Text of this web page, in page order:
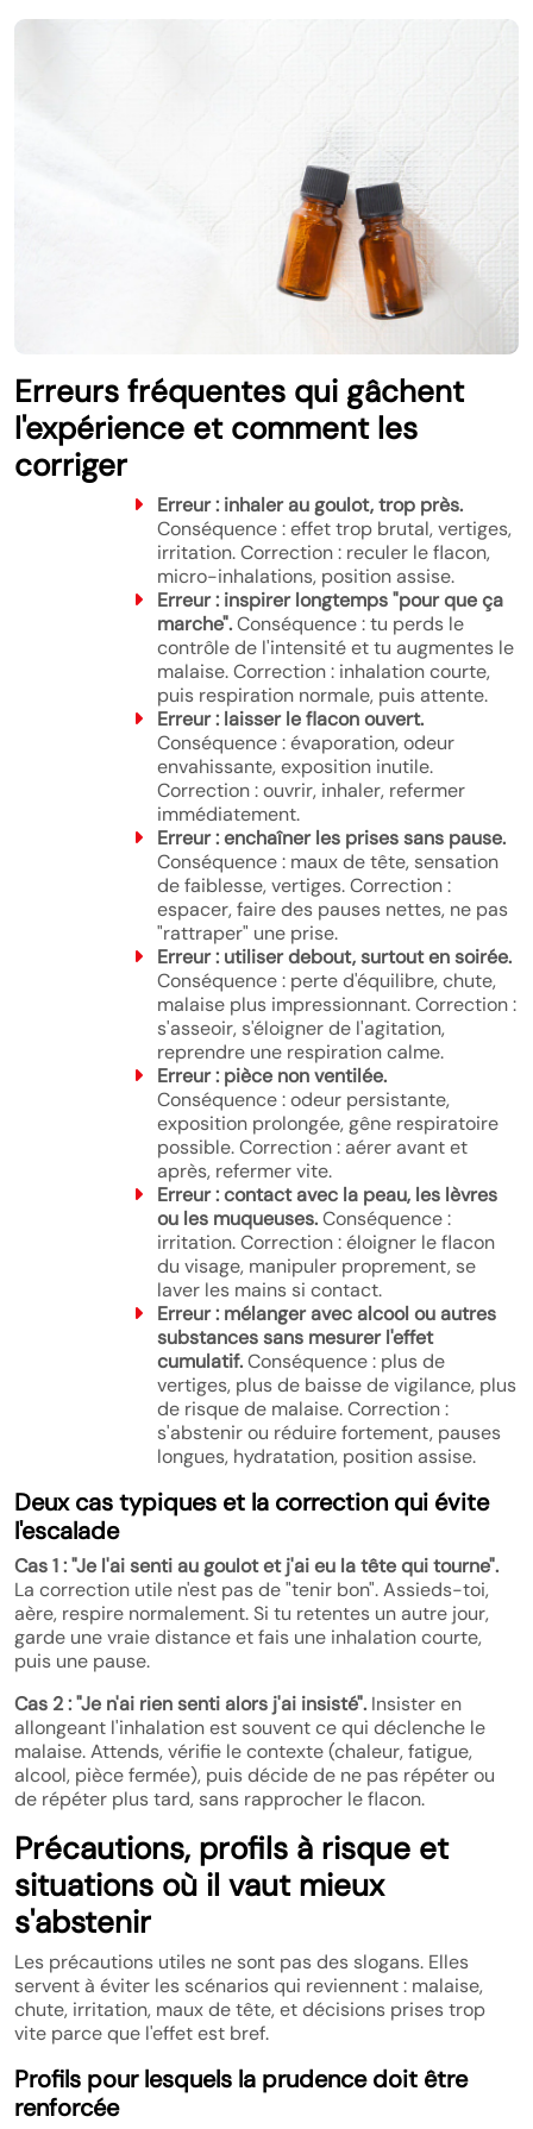
Erreurs fréquentes qui gâchent
l'expérience et comment les
corriger
Erreur : inhaler au goulot, trop près.
Conséquence : effet trop brutal, vertiges,
irritation. Correction : reculer le flacon,
micro-inhalations, position assise.
Erreur : inspirer longtemps "pour que ça
marche".Conséquence : tu perds le
contrôle de l'intensité et tu augmentes le
malaise. Correction : inhalation courte,
puis respiration normale, puis attente.
Erreur : laisser le flacon ouvert.
Conséquence : évaporation, odeur
envahissante, exposition inutile.
Correction : ouvrir, inhaler, refermer
immédiatement.
Erreur : enchaîner les prises sans pause.
Conséquence : maux de tête, sensation
de faiblesse, vertiges. Correction :
espacer, faire des pauses nettes, ne pas
"rattraper" une prise.
Erreur : utiliser debout, surtout en soirée.
Conséquence : perte d'équilibre, chute,
malaise plus impressionnant. Correction :
s'asseoir, s'éloigner de l'agitation,
reprendre une respiration calme.
Erreur : pièce non ventilée.
Conséquence : odeur persistante,
exposition prolongée, gêne respiratoire
possible. Correction : aérer avant et
après, refermer vite.
Erreur : contact avec la peau, les lèvres
ou les muqueuses.Conséquence :
irritation. Correction : éloigner le flacon
du visage, manipuler proprement, se
laver les mains si contact.
Erreur : mélanger avec alcool ou autres
substances sans mesurer l'effet
cumulatif.Conséquence : plus de
vertiges, plus de baisse de vigilance, plus
de risque de malaise. Correction :
s'abstenir ou réduire fortement, pauses
longues, hydratation, position assise.
Deux cas typiques et la correction qui évite
l'escalade
Cas 1 : "Je l'ai senti au goulot et j'ai eu la tête qui tourne".
La correction utile n'est pas de "tenir bon". Assieds-toi,
aère, respire normalement. Si tu retentes un autre jour,
garde une vraie distance et fais une inhalation courte,
puis une pause.
Cas 2 : "Je n'ai rien senti alors j'ai insisté". Insister en
allongeant l'inhalation est souvent ce qui déclenche le
malaise. Attends, vérifie le contexte (chaleur, fatigue,
alcool, pièce fermée), puis décide de ne pas répéter ou
de répéter plus tard, sans rapprocher le flacon.
Précautions, profils à risque et
situations où il vaut mieux
s'abstenir
Les précautions utiles ne sont pas des slogans. Elles
servent à éviter les scénarios qui reviennent : malaise,
chute, irritation, maux de tête, et décisions prises trop
vite parce que l'effet est bref.
Profils pour lesquels la prudence doit être
renforcée